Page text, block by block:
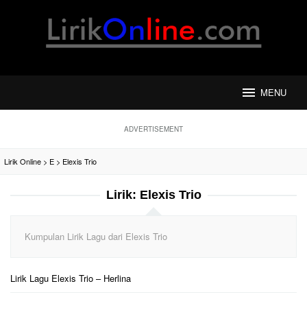
MENU
ADVERTISEMENT
Lirik Online > E > Elexis Trio
Lirik: Elexis Trio
Kumpulan Lirik Lagu dari Elexis Trio
Lirik Lagu Elexis Trio – Herlina